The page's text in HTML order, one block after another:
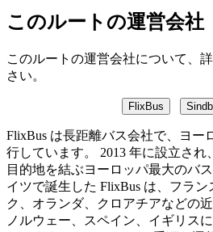
このルートの運営会社
このルートの運営会社について、
さい。
FlixBus
FlixBus は長距離バス会社で、ヨー
行しています。 2013 年に設立され
目的地を結ぶヨーロッパ最大のバ
イツで誕生した FlixBus は、フラ
ク、オランダ、クロアチアなどの
ノルウェー、スペイン、イギリス